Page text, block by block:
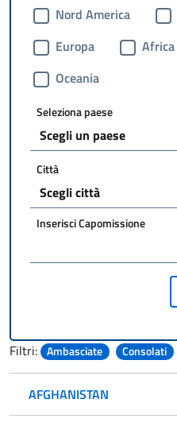
Nord America
Europa
Africa
Oceania
Seleziona paese
Città
Inserisci Capomissione
Filtri: Ambasciate Consolati
AFGHANISTAN